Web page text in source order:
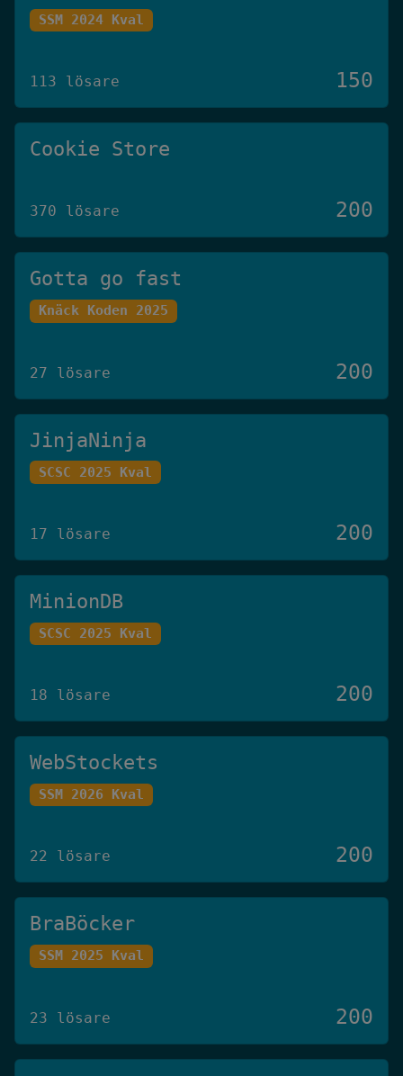
SSM 2024 Kval
113 lösare 150
Cookie Store
370 lösare 200
Gotta go fast
Knäck Koden 2025
27 lösare 200
JinjaNinja
SCSC 2025 Kval
17 lösare 200
MinionDB
SCSC 2025 Kval
18 lösare 200
WebStockets
SSM 2026 Kval
22 lösare 200
BraBöcker
SSM 2025 Kval
23 lösare 200